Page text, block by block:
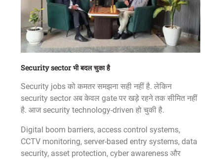
Security sector भी बदल चुका है
Security jobs को कमतर समझना सही नहीं है. लेकिन
security sector अब केवल gate पर खड़े रहने तक सीमित नहीं
है. आज security technology-driven हो चुकी है.
Digital boom barriers, access control systems,
CCTV monitoring, server-based entry systems, data
security, asset protection, cyber awareness और